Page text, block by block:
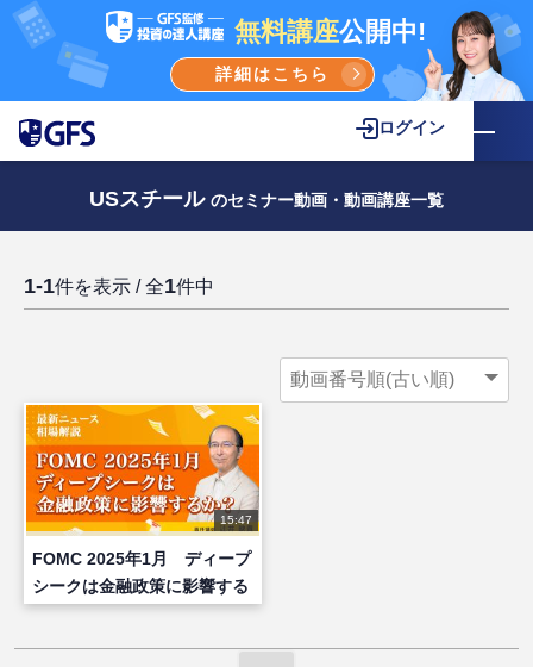
無料講座公開中!
詳細はこちら
ログイン
USスチール のセミナー動画・動画講座一覧
1-1件を表示 / 全1件中
15:47
FOMC 2025年1月 ディープ
シークは金融政策に影響する
か？